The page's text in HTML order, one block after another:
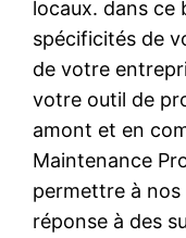
locaux. dans ce
spécificités de
de votre
votre outil de
amont et en
Maintenance
permettre à nos
réponse à des